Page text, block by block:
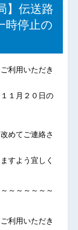
】伝送路
時停止の
利用いただき
１月２０日の
めてご連絡さ
すよう宜しく
～～～～～～
利用いただき